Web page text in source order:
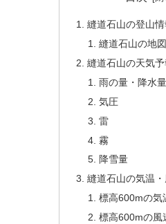
縫道石山の登山情
縫道石山の地
縫道石山の天気予
雨の量・降水
気圧
雷
霧
降雪量
縫道石山の気温
標高600mの気
標高600mの風